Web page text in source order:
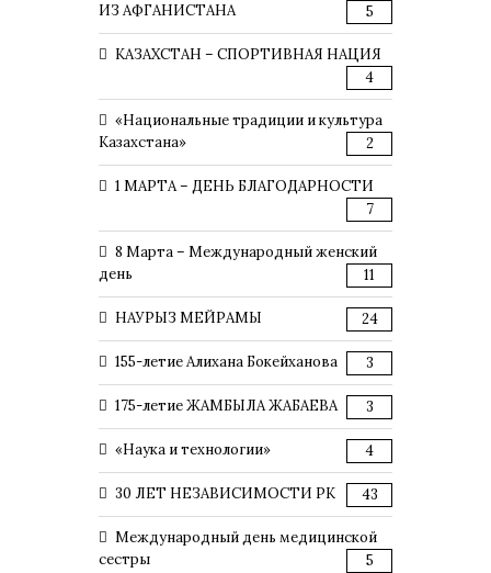
ИЗ АФГАНИСТАНА
5
КАЗАХСТАН – СПОРТИВНАЯ НАЦИЯ
4
«Национальные традиции и культура
Казахстана»
2
1 МАРТА – ДЕНЬ БЛАГОДАРНОСТИ
7
8 Марта – Международный женский
день
11
НАУРЫЗ МЕЙРАМЫ 24
155-летие Алихана Бокейханова 3
175-летие ЖАМБЫЛА ЖАБАЕВА 3
«Наука и технологии» 4
30 ЛЕТ НЕЗАВИСИМОСТИ РК 43
Международный день медицинской
сестры
5